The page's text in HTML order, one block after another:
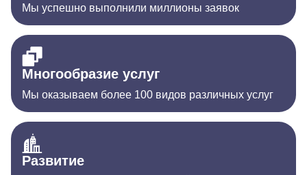
Мы успешно выполнили миллионы заявок
Многообразие услуг
Мы оказываем более 100 видов различных услуг
Развитие